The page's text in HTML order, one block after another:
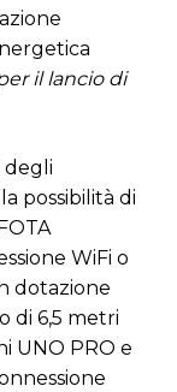
il lancio di
degli
possibilità di
WiFi o
dotazione
di 6,5 metri
UNO PRO e